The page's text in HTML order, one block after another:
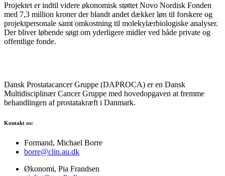
Projektet er indtil videre økonomisk støttet Novo Nordisk Fonden
med 7,3 million kroner der blandt andet dækker løn til forskere og
projektpersonale samt omkostning til molekylærbiologiske analyser.
Der bliver løbende søgt om yderligere midler ved både private og
offentlige fonde.
Dansk Prostatacancer Gruppe (DAPROCA) er en Dansk
Multidisciplinær Cancer Gruppe med hovedopgaven at fremme
behandlingen af prostatakræft i Danmark.
Kontakt os:
Formand, Michael Borre
borre@clin.au.dk
Økonomi, Pia Frandsen